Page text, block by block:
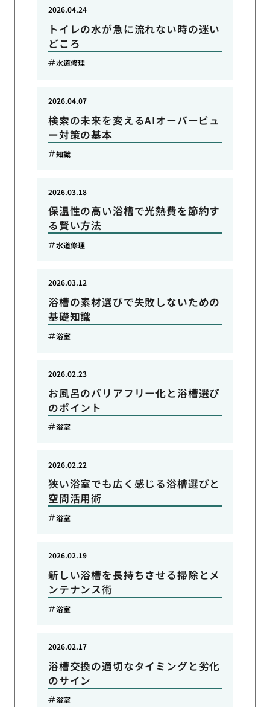
トイレの水が急に流れない時の迷い
どころ
2026.04.24
水道修理
検索の未来を変えるAIオーバービュ
ー対策の基本
2026.04.07
知識
保温性の高い浴槽で光熱費を節約す
る賢い方法
2026.03.18
水道修理
浴槽の素材選びで失敗しないための
基礎知識
2026.03.12
浴室
お風呂のバリアフリー化と浴槽選び
のポイント
2026.02.23
浴室
狭い浴室でも広く感じる浴槽選びと
空間活用術
2026.02.22
浴室
新しい浴槽を長持ちさせる掃除とメ
ンテナンス術
2026.02.19
浴室
浴槽交換の適切なタイミングと劣化
のサイン
2026.02.17
浴室